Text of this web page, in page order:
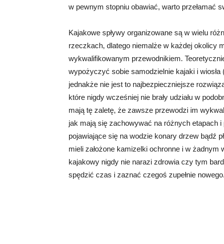
w pewnym stopniu obawiać, warto przełamać
Kajakowe spływy organizowane są w wielu
rzeczkach, dlatego niemalże w każdej okolicy
wykwalifikowanym przewodnikiem.
wypożyczyć sobie samodzielnie kajaki i
jednakże nie jest to najbezpieczniejsze
które nigdy wcześniej nie brały udziału w
mają tę zaletę, że zawsze przewodzi im
jak mają się zachowywać na różnych etapach
pojawiające się na wodzie konary drzew bądź
mieli założone kamizelki ochronne i w żadnym
kajakowy nigdy nie narazi zdrowia czy tym
spędzić czas i zaznać czegoś zupełnie nowego.